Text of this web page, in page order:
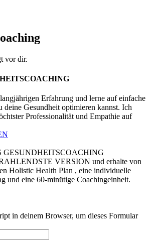
vor dir.
Erfahrung und lerne auf einfache
deine Gesundheit optimieren kannst. Ich
Professionalität und Empathie auf
VERSION und erhalte von
Holistic Health Plan , eine individuelle
und eine 60-minütige Coachingeinheit.
in deinem Browser, um dieses Formular